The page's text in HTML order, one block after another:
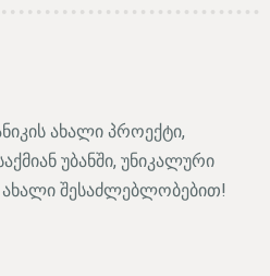
ახალი პროექტი,
უბანში, უნიკალური
შესაძლებლობებით!